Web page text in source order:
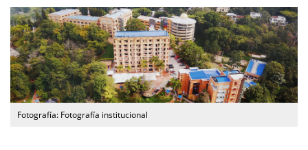
Fotografía: Fotografía institucional